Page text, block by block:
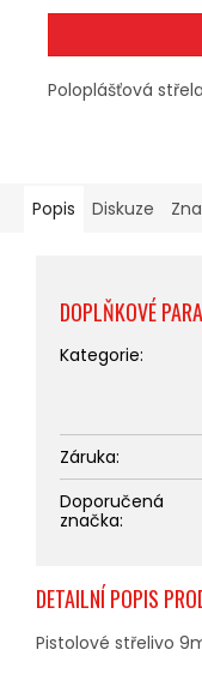
Poloplášťová
Popis Diskuze
DETAILNÍ POPIS
Pistolové střelivo
DOPLŇKOVÉ
Kategorie:
Záruka:
Doporučená
značka: